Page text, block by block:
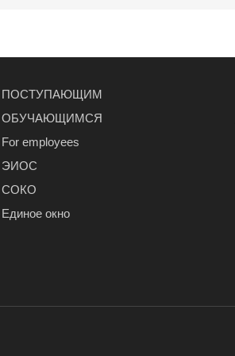
ПОСТУПАЮЩИМ
ОБУЧАЮЩИМСЯ
For employees
ЭИОС
СОКО
Единое окно